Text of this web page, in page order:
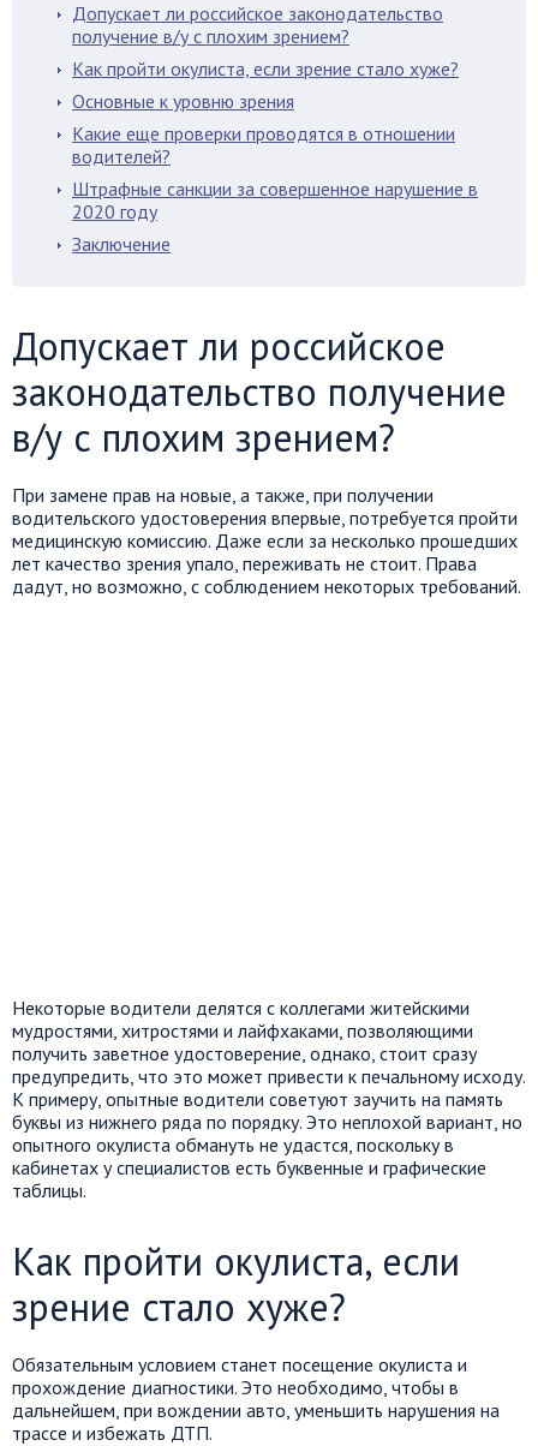
Допускает ли российское законодательство
получение в/у с плохим зрением?
Как пройти окулиста, если зрение стало хуже?
Основные к уровню зрения
Какие еще проверки проводятся в отношении
водителей?
Штрафные санкции за совершенное нарушение в
2020 году
Заключение
Допускает ли российское
законодательство получение
в/у с плохим зрением?
При замене прав на новые, а также, при получении
водительского удостоверения впервые, потребуется пройти
медицинскую комиссию. Даже если за несколько прошедших
лет качество зрения упало, переживать не стоит. Права
дадут, но возможно, с соблюдением некоторых требований.
Некоторые водители делятся с коллегами житейскими
мудростями, хитростями и лайфхаками, позволяющими
получить заветное удостоверение, однако, стоит сразу
предупредить, что это может привести к печальному исходу.
К примеру, опытные водители советуют заучить на память
буквы из нижнего ряда по порядку. Это неплохой вариант, но
опытного окулиста обмануть не удастся, поскольку в
кабинетах у специалистов есть буквенные и графические
таблицы.
Как пройти окулиста, если
зрение стало хуже?
Обязательным условием станет посещение окулиста и
прохождение диагностики. Это необходимо, чтобы в
дальнейшем, при вождении авто, уменьшить нарушения на
трассе и избежать ДТП.